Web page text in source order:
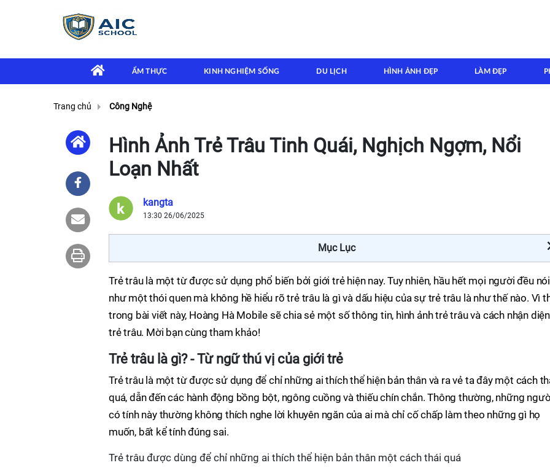
ẨM THỰC KINH NGHIỆM SỐNG DU LỊCH HÌNH ẢNH ĐẸP LÀM ĐẸP
Trang chủ Công Nghệ
Hình Ảnh Trẻ Trâu Tinh Quái, Nghịch Ngợm, Nổi
Loạn Nhất
kangta
13:30 26/06/2025
Mục Lục
Trẻ trâu là một từ được sử dụng phổ biến bởi giới trẻ hiện nay. Tuy nhiên, hầu hết mọi người đều nói
như một thói quen mà không hề hiểu rõ trẻ trâu là gì và dấu hiệu của sự trẻ trâu là như thế nào. Vì
trong bài viết này, Hoàng Hà Mobile sẽ chia sẻ một số thông tin, hình ảnh trẻ trâu và cách nhận diện
trẻ trâu. Mời bạn cùng tham khảo!
Trẻ trâu là gì? - Từ ngữ thú vị của giới trẻ
Trẻ trâu là một từ được sử dụng để chỉ những ai thích thể hiện bản thân và ra vẻ ta đây một cách
quá, dẫn đến các hành động bồng bột, ngông cuồng và thiếu chín chắn. Thông thường, những
có tính này thường không thích nghe lời khuyên ngăn của ai mà chỉ cố chấp làm theo những gì họ
muốn, bất kể tính đúng sai.
Trẻ trâu được dùng để chỉ những ai thích thể hiện bản thân một cách thái quá